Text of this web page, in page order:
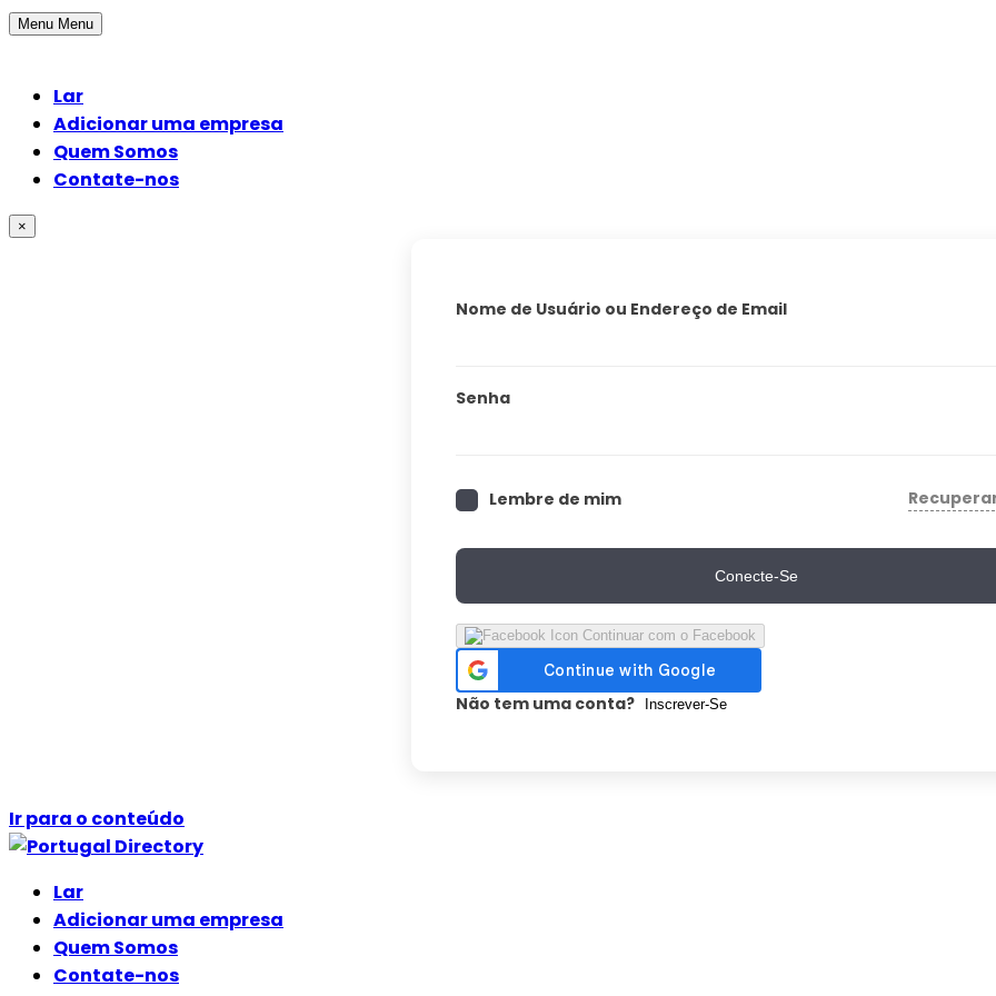
Menu Menu
Lar
Adicionar uma empresa
Quem Somos
Contate-nos
×
Nome de Usuário ou Endereço de Email
Senha
Lembre de mim
Conecte-Se
Continuar com o Facebook
Não tem uma conta? Inscrever-Se
Ir para o conteúdo
Lar
Adicionar uma empresa
Quem Somos
Contate-nos